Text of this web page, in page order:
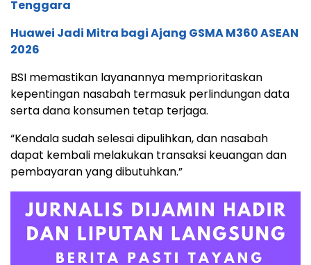
Tenggara
Huawei Jadi Mitra bagi Ajang GSMA M360 ASEAN
2026
BSI memastikan layanannya memprioritaskan
kepentingan nasabah termasuk perlindungan data
serta dana konsumen tetap terjaga.
“Kendala sudah selesai dipulihkan, dan nasabah
dapat kembali melakukan transaksi keuangan dan
pembayaran yang dibutuhkan.”